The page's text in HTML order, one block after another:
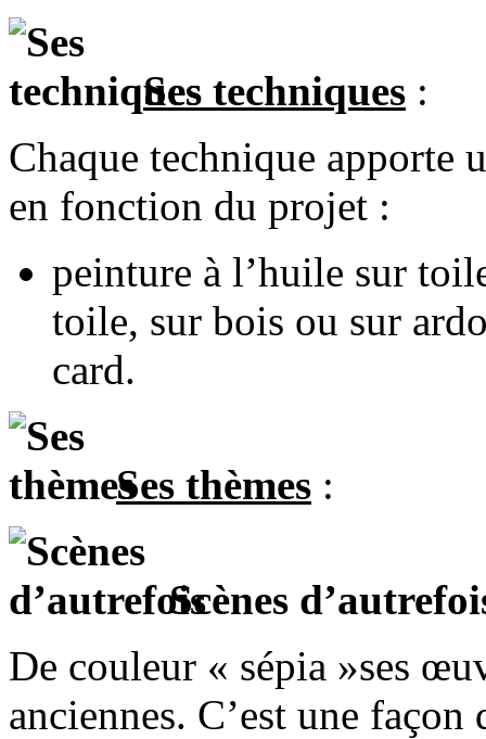
Ses techniques :
Chaque technique apporte
en fonction du projet :
peinture à l’huile sur
toile, sur bois ou sur
card.
Ses thèmes :
Scènes
De couleur « sépia »ses
anciennes. C’est une